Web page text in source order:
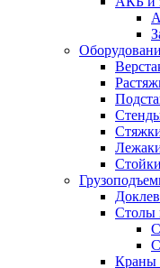
Столы
Краны